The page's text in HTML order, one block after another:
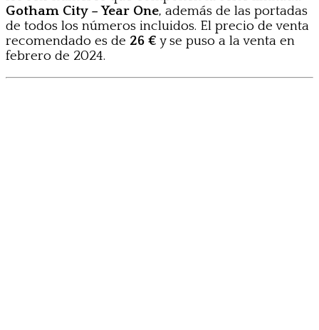
Gotham City – Year One, además de las portadas
de todos los números incluidos. El precio de venta
recomendado es de 26 € y se puso a la venta en
febrero de 2024.